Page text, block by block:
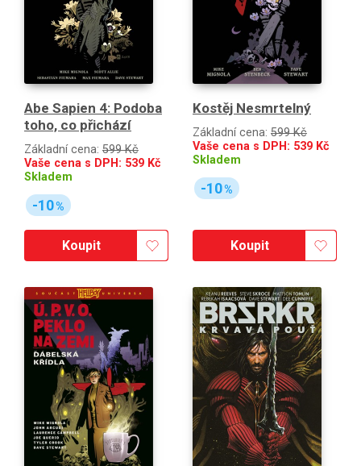
Abe Sapien 4: Podoba
toho, co přichází
Základní cena: 599 Kč
Vaše cena s DPH: 539 Kč
Skladem
-10%
Koupit
Kostěj Nesmrtelný
Základní cena: 599 Kč
Vaše cena s DPH: 539 Kč
Skladem
-10%
Koupit